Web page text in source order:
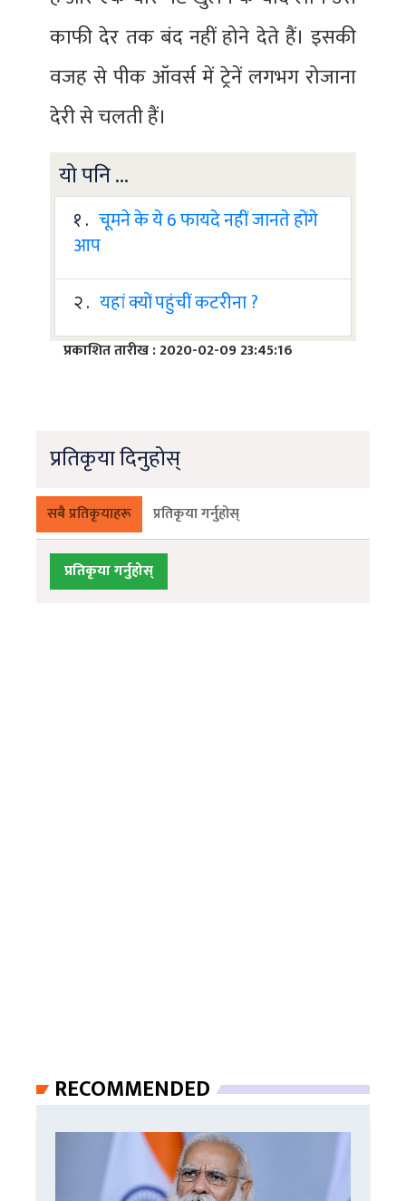
काफी देर तक बंद नहीं होने देते हैं। इसकी
वजह से पीक ऑवर्स में ट्रेनें लगभग रोजाना
देरी से चलती हैं।
यो पनि ...
१ . चूमने के ये 6 फायदे नहीं जानते होंगे
आप
२ . यहां क्यों पहुंचीं कटरीना ?
प्रकाशित तारीख : 2020-02-09 23:45:16
प्रतिकृया दिनुहोस्
सबै प्रतिकृयाहरू प्रतिकृया गर्नुहोस्
प्रतिकृया गर्नुहोस्
RECOMMENDED